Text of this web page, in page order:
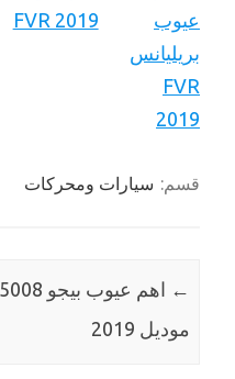
FVR 2019
قسم: سيارات ومحركات
←
اهم عيوب بيجو 5008
موديل 2019